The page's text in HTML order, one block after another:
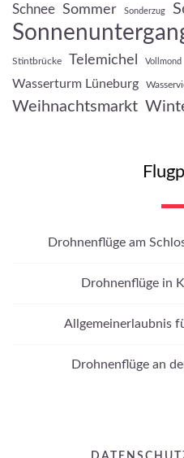
Schnee Sommer Sonderzug
Stintbrücke Telemichel Vollmond
Wasserturm Lüneburg
Weihnachtsmarkt
Drohnenflüge am
Drohnenflüge in
Allgemeinerlaubnis
Drohnenflüge an